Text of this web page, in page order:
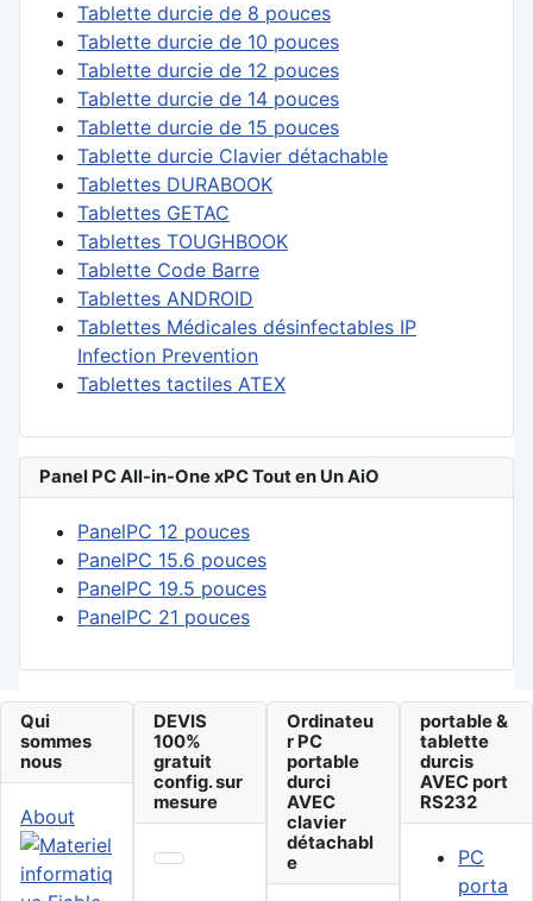
Tablette durcie de 8 pouces
Tablette durcie de 10 pouces
Tablette durcie de 12 pouces
Tablette durcie de 14 pouces
Tablette durcie de 15 pouces
Tablette durcie Clavier détachable
Tablettes DURABOOK
Tablettes GETAC
Tablettes TOUGHBOOK
Tablette Code Barre
Tablettes ANDROID
Tablettes Médicales désinfectables IP
Infection Prevention
Tablettes tactiles ATEX
Panel PC All-in-One xPC Tout en Un AiO
PanelPC 12 pouces
PanelPC 15.6 pouces
PanelPC 19.5 pouces
PanelPC 21 pouces
Qui
sommes
nous
About
DEVIS
100%
gratuit
config. sur
mesure
Ordinateu
r PC
portable
durci
AVEC
clavier
détachabl
e
portable &
tablette
durcis
AVEC port
RS232
PC
porta